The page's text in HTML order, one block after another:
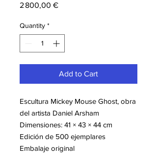
2 800,00 €Price
Quantity *
Add to Cart
Escultura Mickey Mouse Ghost, obra
del artista Daniel Arsham
Dimensiones: 41 × 43 × 44 cm
Edición de 500 ejemplares
Embalaje original